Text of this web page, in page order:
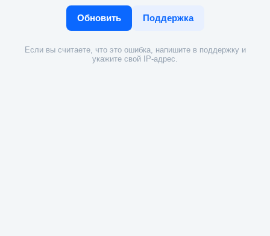
Обновить Поддержка
Если вы считаете, что это ошибка, напишите в поддержку и
укажите свой IP-адрес.